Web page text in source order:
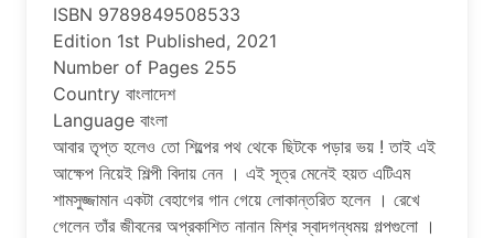
ISBN 9789849508533
Edition 1st Published, 2021
Number of Pages 255
Country বাংলাদেশ
Language বাংলা
আবার তৃপ্ত হলেও তো শিল্পের পথ থেকে ছিটকে পড়ার ভয় ! তাই এই
আক্ষেপ নিয়েই শিল্পী বিদায় নেন । এই সূত্র মেনেই হয়ত এটিএম
শামসুজ্জামান একটা বেহাগের গান গেয়ে লোকান্তরিত হলেন । রেখে
গেলেন তাঁর জীবনের অপ্রকাশিত নানান মিশ্র স্বাদগন্ধময় গল্পগুলো ।